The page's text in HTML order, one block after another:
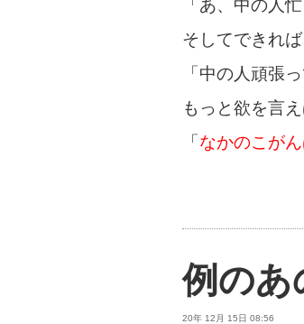
「あ、中の人
そしてできれば
「中の人頑張
もっと欲を言え
「 なかのこが
例のあ
20年 12月 15日 08:56